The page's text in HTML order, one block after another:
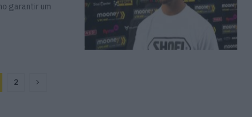
garantir um
2